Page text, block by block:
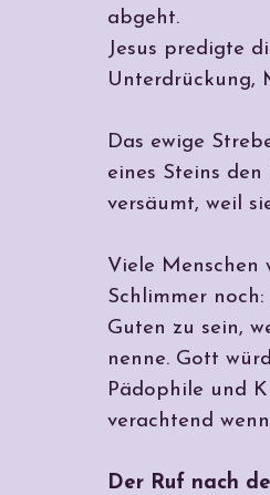
abgeht.
Jesus predigte
Unterdrückung,
Das ewige
eines Steins
versäumt, weil
Viele Menschen
Schlimmer
Guten zu sein,
nenne. Gott
Pädophile und
verachtend
Der Ruf nach